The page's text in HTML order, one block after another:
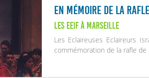
En mémoire de la
Les EEIF à Marseille
Les Eclaireuses Eclaireurs
commémoration de la rafle de